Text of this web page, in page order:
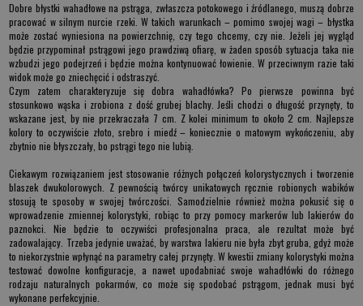
Dobre błystki wahadłowe na pstrąga, zwłaszcza potokowego i źródlanego, muszą dobrze
pracować w silnym nurcie rzeki. W takich warunkach – pomimo swojej wagi – błystka
może zostać wyniesiona na powierzchnię, czy tego chcemy, czy nie. Jeżeli jej wygląd
będzie przypominał pstrągowi jego prawdziwą ofiarę, w żaden sposób sytuacja taka nie
wzbudzi jego podejrzeń i będzie można kontynuować łowienie. W przeciwnym razie taki
widok może go zniechęcić i odstraszyć.
Czym zatem charakteryzuje się dobra wahadłówka? Po pierwsze powinna być
stosunkowo wąska i zrobiona z dość grubej blachy. Jeśli chodzi o długość przynęty, to
wskazane jest, by nie przekraczała 7 cm. Z kolei minimum to około 2 cm. Najlepsze
kolory to oczywiście złoto, srebro i miedź – koniecznie o matowym wykończeniu, aby
zbytnio nie błyszczały, bo pstrągi tego nie lubią.
Ciekawym rozwiązaniem jest stosowanie różnych połączeń kolorystycznych i tworzenie
blaszek dwukolorowych. Z pewnością twórcy unikatowych ręcznie robionych wabików
stosują te sposoby w swojej twórczości. Samodzielnie również można pokusić się o
wprowadzenie zmiennej kolorystyki, robiąc to przy pomocy markerów lub lakierów do
paznokci. Nie będzie to oczywiści profesjonalna praca, ale rezultat może być
zadowalający. Trzeba jedynie uważać, by warstwa lakieru nie była zbyt gruba, gdyż może
to niekorzystnie wpłynąć na parametry całej przynęty. W kwestii zmiany kolorystyki można
testować dowolne konfiguracje, a nawet upodabniać swoje wahadłówki do różnego
rodzaju naturalnych pokarmów, co może się spodobać pstrągom, jednak musi być
wykonane perfekcyjnie.